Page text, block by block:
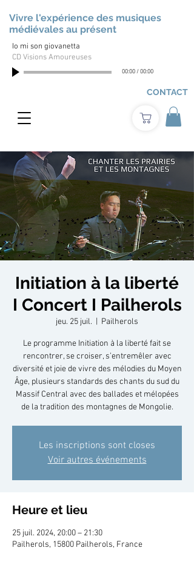
Vivre l'expérience des musiques
médiévales au présent
Io mi son giovanetta
CD Visions Amoureuses
00:00/00:00
CONTACT
Initiation à la liberté
I Concert I Pailherols
jeu. 25 juil.
  |
Pailherols
Le programme Initiation à la liberté fait se
rencontrer, se croiser, s’entremêler avec
diversité et joie de vivre des mélodies du Moyen
Âge, plusieurs standards des chants du sud du
Massif Central avec des ballades et mélopées
de la tradition des montagnes de Mongolie.
Les inscriptions sont closes
Voir autres événements
Heure et lieu
25 juil. 2024, 20:00 – 21:30
Pailherols, 15800 Pailherols, France